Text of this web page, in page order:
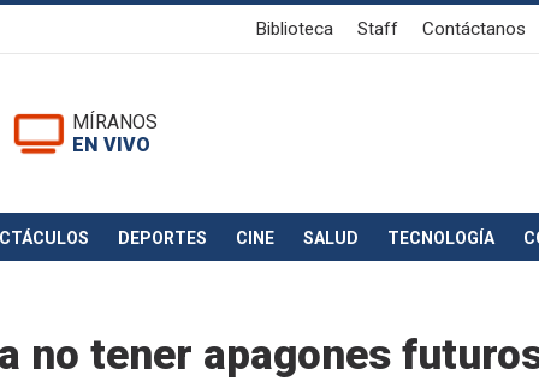
Biblioteca Staff Contáctanos
MÍRANOS
EN VIVO
DEPORTES CINE SALUD TECNOLOGÍA
no tener apagones